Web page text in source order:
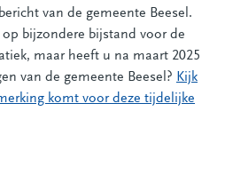
van de gemeente Beesel.
bijzondere bijstand voor de
maar heeft u na maart 2025
van de gemeente Beesel? Kijk
komt voor deze tijdelijke